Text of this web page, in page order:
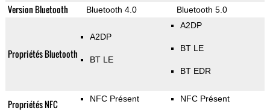
Version Bluetooth Bluetooth 4.0 Bluetooth 5.0
Propriétés Bluetooth
A2DP
BT LE
A2DP
BT LE
BT EDR
Propriétés NFC NFC Présent NFC Présent